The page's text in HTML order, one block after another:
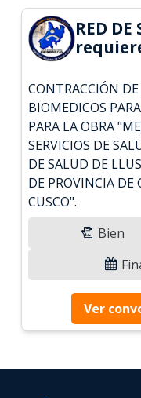
RED
CONTRACCIÓN
BIOMEDICOS
PARA LA OBRA
SERVICIOS DE
DE SALUD DE
DE PROVINCIA DE
CUSCO".
Bien
Ver